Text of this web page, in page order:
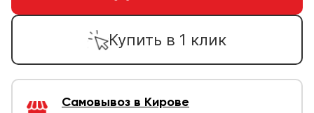
Купить в 1 клик
Самовывоз в Кирове